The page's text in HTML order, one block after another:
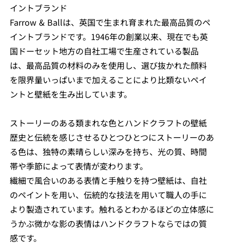
イントブランド
Farrow & Ballは、英国で生まれ育まれた最高品質のペ
イントブランドです。1946年の創業以来、現在でも英
国ドーセット地方の自社工場で生産されている製品
は、最高品質の材料のみを使用し、選び抜かれた顔料
を限界量いっぱいまで加えることにより比類ないペイ
ントと壁紙を生み出しています。
ストーリーのある類まれな色とハンドクラフトの壁紙
歴史と伝統を感じさせるひとつひとつにストーリーのあ
る色は、独特の素晴らしい深みを持ち、光の質、時間
帯や季節によって表情が変わります。
繊細で風合いのある表情と手触りを持つ壁紙は、自社
のペイントを用い、伝統的な技法を用いて職人の手に
より製造されています。触れるとわかるほどの立体感に
うかぶ微かな影の表情はハンドクラフトならではの質
感です。